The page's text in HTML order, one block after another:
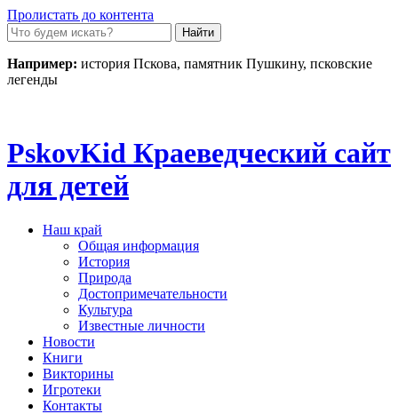
Пролистать до контента
Например: история Пскова, памятник Пушкину, псковские
легенды
PskovKid Краеведческий сайт
для детей
Наш край
Общая информация
История
Природа
Достопримечательности
Культура
Известные личности
Новости
Книги
Викторины
Игротеки
Контакты